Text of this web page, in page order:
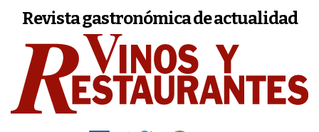
Revista gastronómica de actualidad